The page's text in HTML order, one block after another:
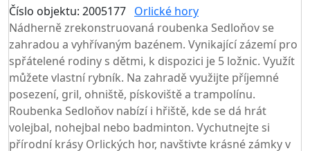
Číslo objektu: 2005177 Orlické hory
Nádherně zrekonstruovaná roubenka Sedloňov se
zahradou a vyhřívaným bazénem. Vynikající zázemí pro
spřátelené rodiny s dětmi, k dispozici je 5 ložnic. Využít
můžete vlastní rybník. Na zahradě využijte příjemné
posezení, gril, ohniště, pískoviště a trampolínu.
Roubenka Sedloňov nabízí i hřiště, kde se dá hrát
volejbal, nohejbal nebo badminton. Vychutnejte si
přírodní krásy Orlických hor, navštivte krásné zámky v